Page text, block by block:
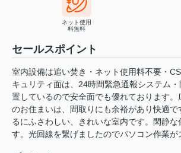
ネット使用
料無料
セールスポイント
室内設備は追い焚き・ネット使用料不要・
キュリティ面は、24時間緊急通報システム
置しているので安全面でも優れております
のお住まいは、間取りにも余裕があり快適で
るにふさわしい、きれいな室内です。閑静
す。光回線を繋げましたのでパソコン作業